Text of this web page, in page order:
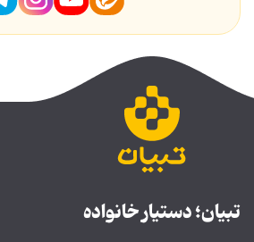
تبیان؛ دستیار خانواده